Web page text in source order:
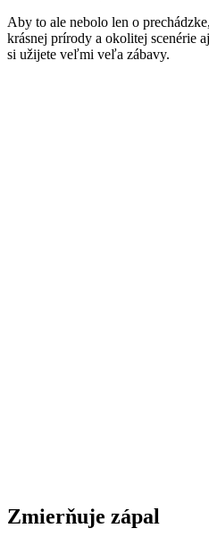
Aby to ale nebolo len o
krásnej prírody a okolitej scenérie aj
si užijete veľmi veľa zábavy.
Zmierňuje zápal